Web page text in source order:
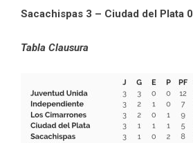
Sacachispas 3 – Ciudad del Plata 0
Tabla Clausura